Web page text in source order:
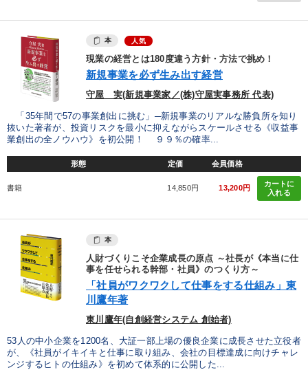
本 人気
現業の経営とは180度違う方針・方法で挑め！
新規事業を必ず生み出す経営
守屋 実(新規事業家／(株)守屋実事務所 代表)
「35年間で57の事業創出に挑む」─新規事業のリアルな勝負所を知り
抜いた著者が、投資リスクを最小に抑えながらスケールさせる《収益事
業創出の全ノウハウ》を初公開！ ９９％の確率...
形態 定価 会員価格
書籍 14,850円 13,200円
カートに
入れる
本
人財づくりこそ企業成長の原点 ～社長が《本当に仕
事を任せられる幹部・社員》のつくり方～
「社員がワクワクして仕事をする仕組み」東
川鷹年著
東川鷹年(自創経営システム 創始者)
53人の中小企業を1200名、大証一部上場の優良企業に成長させた立役者
が、《社員がイキイキと仕事に取り組み、会社の目標達成に向けチャレ
ンジするヒトの仕組み》を初めて体系的に公開した...